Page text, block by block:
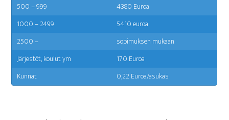
500 – 999
4380 Euroa
1000 – 2499
5410 euroa
2500 –
sopi­muk­sen mukaan
Jär­jes­töt, kou­lut ym
170 Euroa
Kun­nat
0,22 Euroa/asukas